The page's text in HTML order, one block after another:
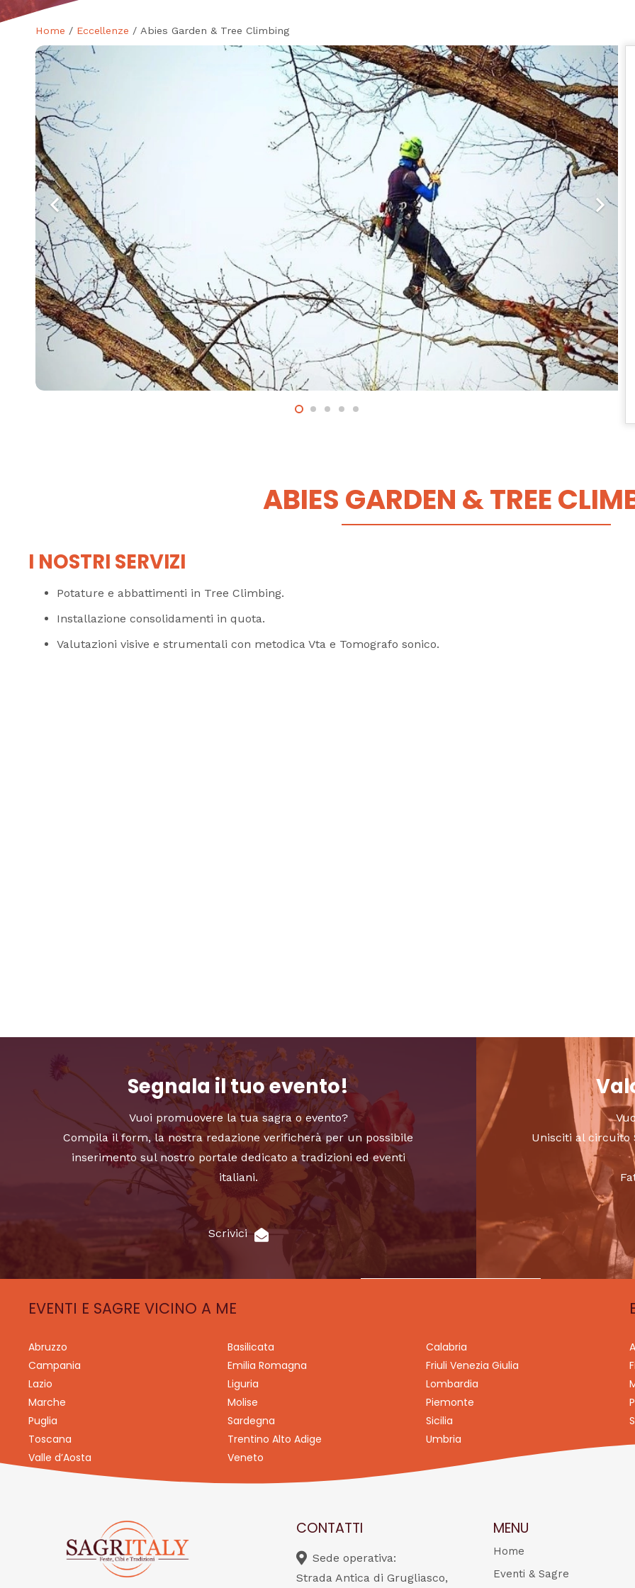
Home / Eccellenze / Abies Garden & Tree Climbing
ABIES GARDEN & TREE
I NOSTRI SERVIZI
Potature e abbattimenti in Tree Climbing.
Installazione consolidamenti in quota.
Valutazioni visive e strumentali con metodica Vta e Tomografo sonico.
Segnala il tuo evento!
Vuoi promuovere la tua sagra o evento?
Compila il form, la nostra redazione verificherà per un possibile
inserimento sul nostro portale dedicato a tradizioni ed eventi
italiani.
Scrivici
Unisciti al circuito
EVENTI E SAGRE VICINO A ME
Abruzzo Basilicata
Calabria
Campania
Emilia Romagna
Friuli Venezia Giulia
Lazio
Liguria
Lombardia
Marche
Molise
Piemonte
Puglia
Sardegna
Sicilia
Toscana
Trentino Alto Adige
Umbria
Valle d’Aosta
Veneto
CONTATTI
Sede operativa:
Strada Antica di Grugliasco,
MENU
Home
Eventi & Sagre